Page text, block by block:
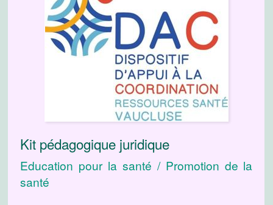
Kit pédagogique juridique
Education pour la santé / Promotion de la
santé